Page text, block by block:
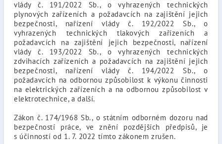
vlády č. 191/2022 Sb., o vyhrazených technických
plynových zařízeních a požadavcích na zajištění jejich
bezpečnosti, nařízení vlády č. 192/2022 Sb., o
vyhrazených technických tlakových zařízeních a
požadavcích na zajištění jejich bezpečnosti, nařízení
vlády č. 193/2022 Sb., o vyhrazených technických
zdvihacích zařízeních a požadavcích na zajištění jejich
bezpečnosti, nařízení vlády č. 194/2022 Sb., o
požadavcích na odbornou způsobilost k výkonu činnosti
na elektrických zařízeních a na odbornou způsobilost v
elektrotechnice, a další.
Zákon č. 174/1968 Sb., o státním odborném dozoru nad
bezpečností práce, ve znění pozdějších předpisů, je
s účinností od 1. 7. 2022 tímto zákonem zrušen.